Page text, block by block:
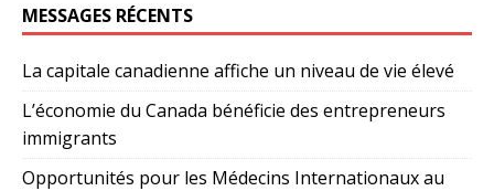
MESSAGES RÉCENTS
La capitale canadienne affiche un niveau de vie élevé
L’économie du Canada bénéficie des entrepreneurs
immigrants
Opportunités pour les Médecins Internationaux au